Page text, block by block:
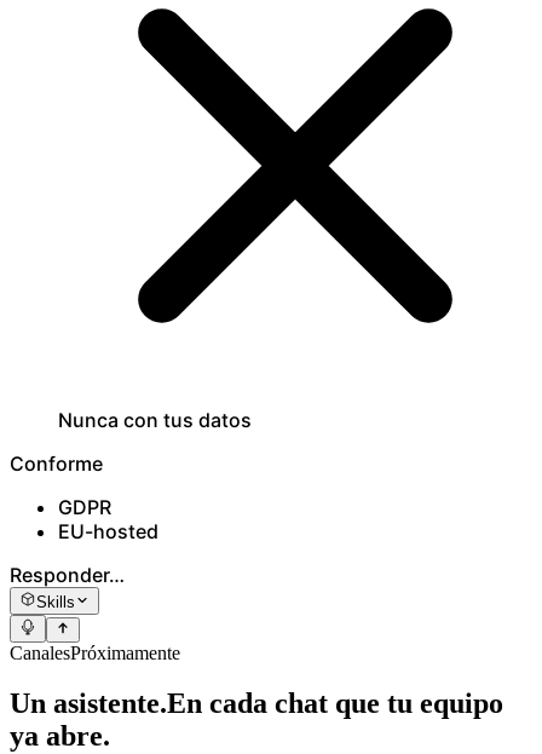
Nunca con tus datos
Conforme
GDPR
EU-hosted
Responder…
Skills
CanalesPróximamente
Un asistente.En cada chat que tu equipo
ya abre.